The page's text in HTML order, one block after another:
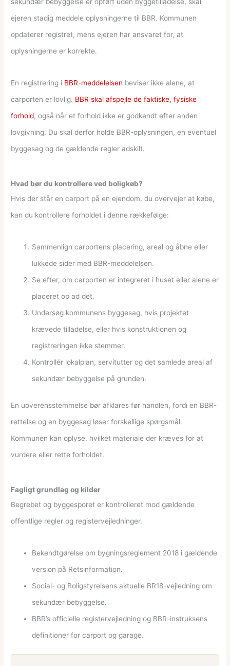
ejeren stadig meddele oplysningerne til BBR. Kommunen
opdaterer registret, mens ejeren har ansvaret for, at
oplysningerne er korrekte.
En registrering i BBR-meddelelsen beviser ikke alene, at
carporten er lovlig. BBR skal afspejle de faktiske, fysiske
forhold, også når et forhold ikke er godkendt efter anden
lovgivning. Du skal derfor holde BBR-oplysningen, en eventuel
byggesag og de gældende regler adskilt.
Hvad bør du kontrollere ved boligkøb?
Hvis der står en carport på en ejendom, du overvejer at købe,
kan du kontrollere forholdet i denne rækkefølge:
Sammenlign carportens placering, areal og åbne eller
lukkede sider med BBR-meddelelsen.
Se efter, om carporten er integreret i huset eller alene er
placeret op ad det.
Undersøg kommunens byggesag, hvis projektet
krævede tilladelse, eller hvis konstruktionen og
registreringen ikke stemmer.
Kontrollér lokalplan, servitutter og det samlede areal af
sekundær bebyggelse på grunden.
En uoverensstemmelse bør afklares før handlen, fordi en BBR-
rettelse og en byggesag løser forskellige spørgsmål.
Kommunen kan oplyse, hvilket materiale der kræves for at
vurdere eller rette forholdet.
Fagligt grundlag og kilder
Begrebet og byggesporet er kontrolleret mod gældende
offentlige regler og registervejledninger.
Bekendtgørelse om bygningsreglement 2018 i gældende
version på Retsinformation.
Social- og Boligstyrelsens aktuelle BR18-vejledning om
sekundær bebyggelse.
BBR’s officielle registervejledning og BBR-instruksens
definitioner for carport og garage.